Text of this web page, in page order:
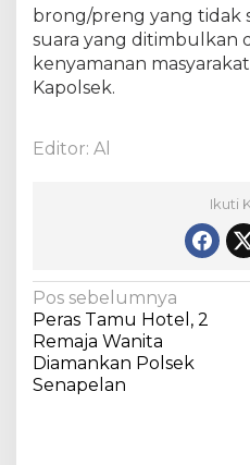
brong/preng yang tidak
suara yang ditimbulkan
kenyamanan
Kapolsek.
Editor: Al
Ikuti
N
a
v
i
Pos sebelumnya
Peras Tamu Hotel, 2
Remaja Wanita
Diamankan Polsek
Senapelan